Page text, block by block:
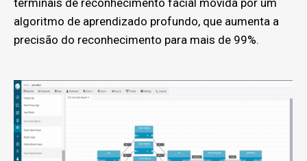
algoritmo de aprendizado profundo, que aumenta a
precisão do reconhecimento para mais de 99%.